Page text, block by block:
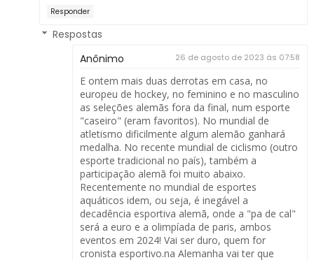
Responder
Respostas
Anônimo
26 de agosto de 2023 às 07:58
E ontem mais duas derrotas em casa, no
europeu de hockey, no feminino e no masculino
as seleções alemãs fora da final, num esporte
"caseiro" (eram favoritos). No mundial de
atletismo dificilmente algum alemão ganhará
medalha. No recente mundial de ciclismo (outro
esporte tradicional no país), também a
participação alemã foi muito abaixo.
Recentemente no mundial de esportes
aquáticos idem, ou seja, é inegável a
decadência esportiva alemã, onde a "pa de cal"
será a euro e a olimpíada de paris, ambos
eventos em 2024! Vai ser duro, quem for
cronista esportivo.na Alemanha vai ter que